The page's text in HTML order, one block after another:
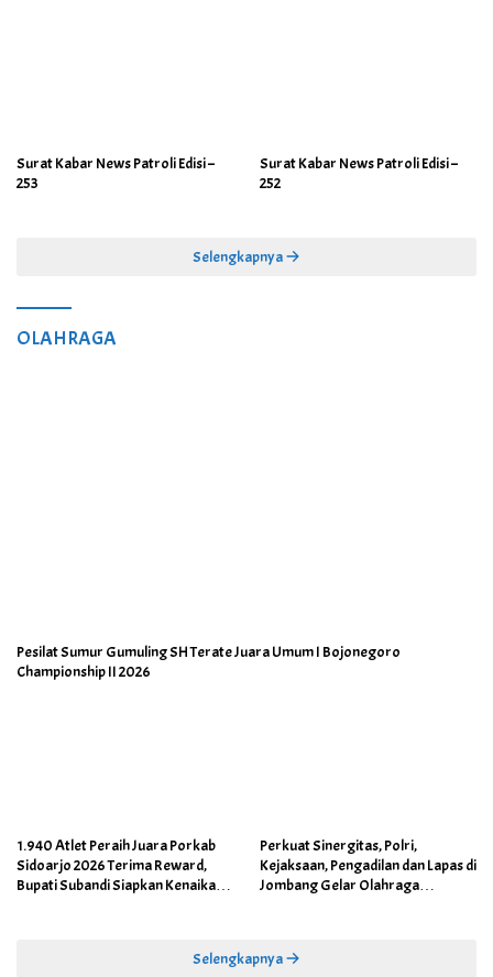
Surat Kabar News Patroli Edisi –
253
Surat Kabar News Patroli Edisi –
252
Selengkapnya
OLAHRAGA
Pesilat Sumur Gumuling SH Terate Juara Umum I Bojonegoro
Championship II 2026
1.940 Atlet Peraih Juara Porkab
Sidoarjo 2026 Terima Reward,
Bupati Subandi Siapkan Kenaikan
Perkuat Sinergitas, Polri,
Kejaksaan, Pengadilan dan Lapas di
Jombang Gelar Olahraga
Selengkapnya